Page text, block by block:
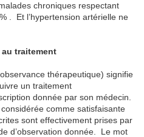
chroniques respectant
. Et l’hypertension artérielle ne
au traitement
thérapeutique) signifie
un traitement
donnée par son médecin.
comme satisfaisante
sont effectivement prises par
d’observation donnée. Le mot